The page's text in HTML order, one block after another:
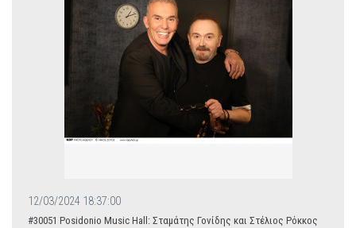
12/03/2024 18:37:00
#30051 Posidonio Music Hall: Σταμάτης Γονίδης και Στέλιος Ρόκκος